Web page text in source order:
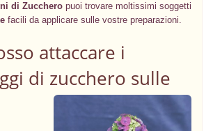
di Zucchero puoi trovare moltissimi soggetti
facili da applicare sulle vostre preparazioni.
attaccare i
di zucchero sulle